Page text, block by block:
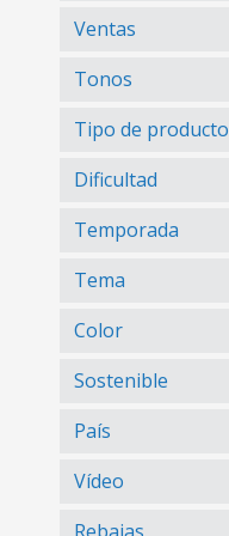
Ventas
Tonos
Tipo de producto
Dificultad
Temporada
Tema
Color
Sostenible
País
Vídeo